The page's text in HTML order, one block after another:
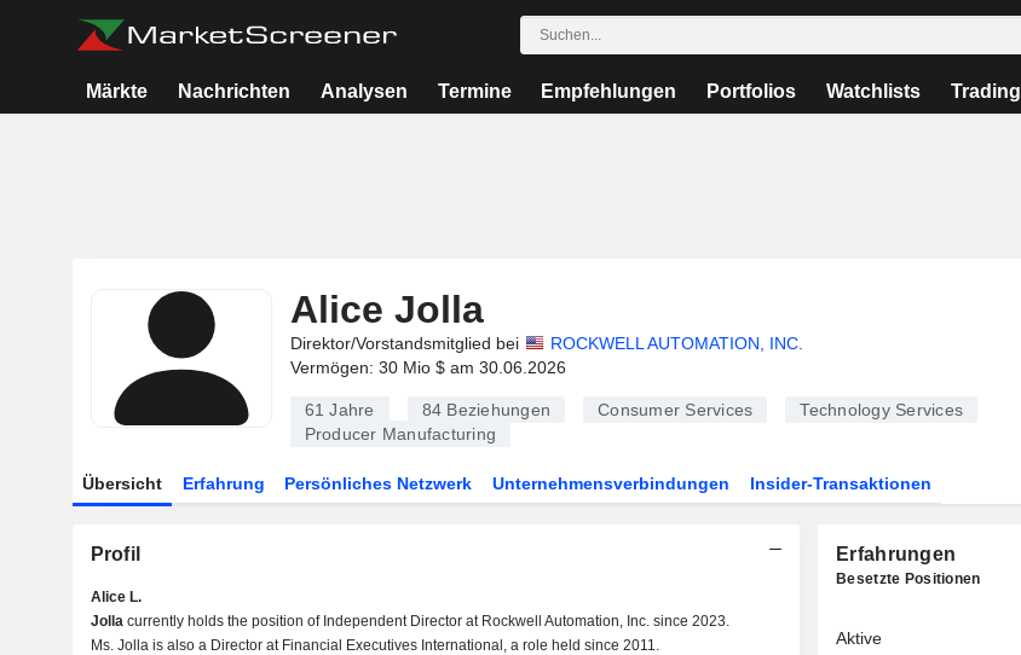
Märkte Nachrichten Analysen Termine Empfehlungen Portfolios Watchlists Trading
Alice Jolla
Direktor/Vorstandsmitglied bei
ROCKWELL AUTOMATION, INC.
Vermögen: 30 Mio $ am 30.06.2026
61 Jahre 84 Beziehungen Consumer Services
Technology Services
Producer Manufacturing
Übersicht Erfahrung Persönliches Netzwerk Unternehmensverbindungen Insider-Transaktionen
Profil
Alice L.
Jollacurrently holds the position of Independent Director at Rockwell Automation, Inc. since 2023.
Ms. Jolla is also a Director at Financial Executives International, a role held since 2011.
Erfahrungen
Besetzte Positionen
Aktive